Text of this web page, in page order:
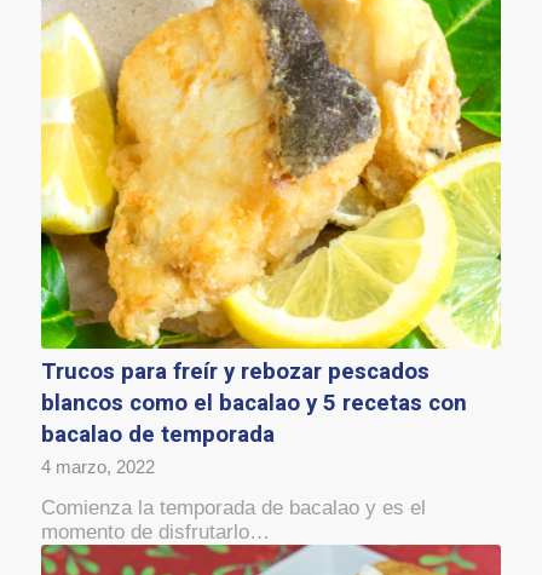
Trucos para freír y rebozar pescados
blancos como el bacalao y 5 recetas con
bacalao de temporada
4 marzo, 2022
Comienza la temporada de bacalao y es el
momento de disfrutarlo…